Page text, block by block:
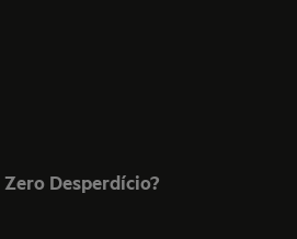
Desperdício?